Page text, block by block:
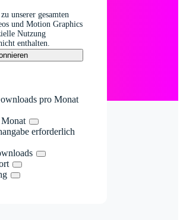
unserer gesamten
und Motion Graphics
Nutzung
enthalten.
pro Monat
erforderlich